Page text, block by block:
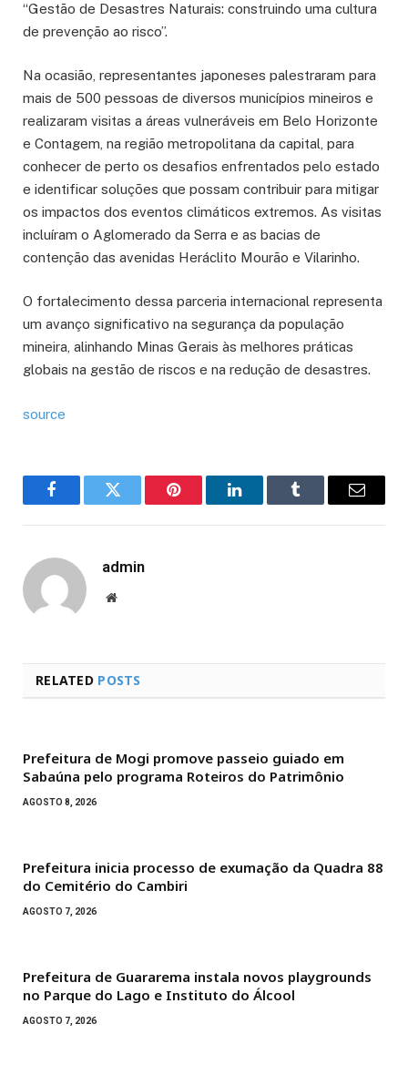
“Gestão de Desastres Naturais: construindo uma cultura
de prevenção ao risco”.
Na ocasião, representantes japoneses palestraram para
mais de 500 pessoas de diversos municípios mineiros e
realizaram visitas a áreas vulneráveis em Belo Horizonte
e Contagem, na região metropolitana da capital, para
conhecer de perto os desafios enfrentados pelo estado
e identificar soluções que possam contribuir para mitigar
os impactos dos eventos climáticos extremos. As visitas
incluíram o Aglomerado da Serra e as bacias de
contenção das avenidas Heráclito Mourão e Vilarinho.
O fortalecimento dessa parceria internacional representa
um avanço significativo na segurança da população
mineira, alinhando Minas Gerais às melhores práticas
globais na gestão de riscos e na redução de desastres.
source
FacebookTwitter Pinterest LinkedInTumblr Email
admin
Website
RELATED POSTS
Prefeitura de Mogi promove passeio guiado em
Sabaúna pelo programa Roteiros do Patrimônio
AGOSTO 8, 2026
Prefeitura inicia processo de exumação da Quadra 88
do Cemitério do Cambiri
AGOSTO 7, 2026
Prefeitura de Guararema instala novos playgrounds
no Parque do Lago e Instituto do Álcool
AGOSTO 7, 2026